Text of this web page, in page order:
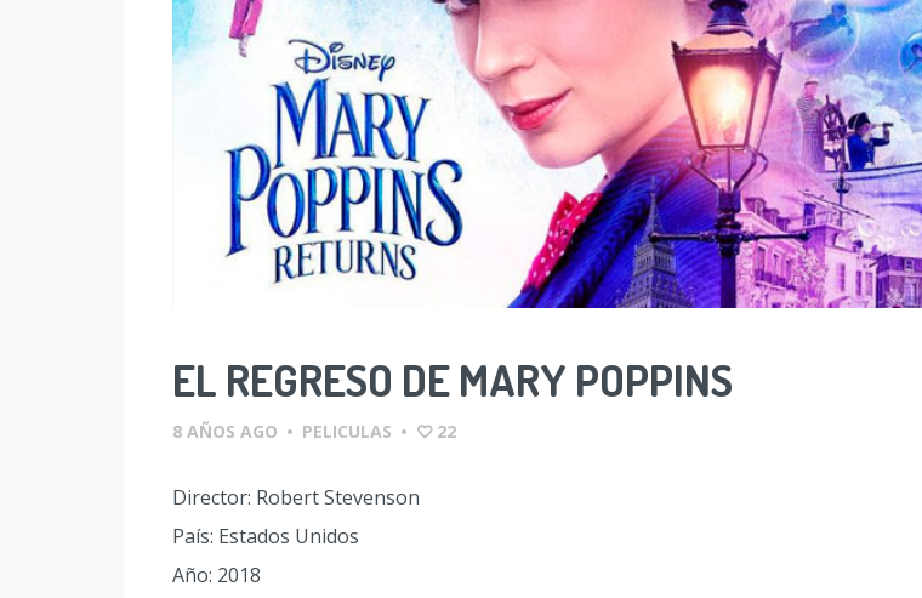
EL REGRESO DE MARY POPPINS
8 AÑOS AGO • PELICULAS • 22
Director: Robert Stevenson
País: Estados Unidos
Año: 2018